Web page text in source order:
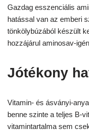
Gazdag esszenciális
hatással van az emberi
tönkölybúzából készült
hozzájárul aminosav-
Jótékony
Vitamin- és ásványi-
benne szinte a teljes B-
vitamintartalma sem